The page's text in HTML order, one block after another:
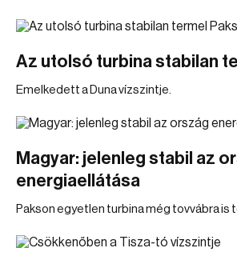
Az utolsó turbina stabilan
Emelkedett a Duna vízszintje.
Magyar: jelenleg stabil az
energiaellátása
Pakson egyetlen turbina még tovvábra is